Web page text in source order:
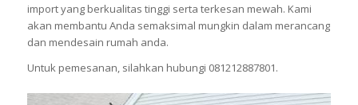
import yang berkualitas tinggi serta terkesan mewah. Kami
akan membantu Anda semaksimal mungkin dalam merancang
dan mendesain rumah anda.
Untuk pemesanan, silahkan hubungi 081212887801.